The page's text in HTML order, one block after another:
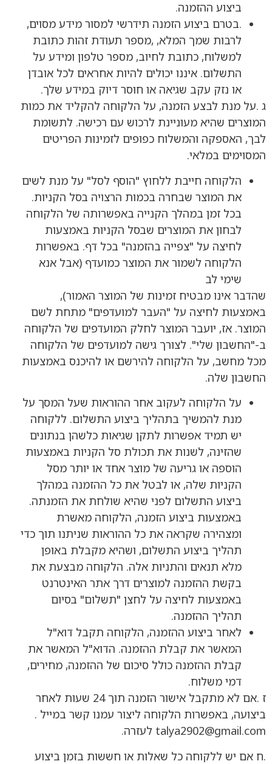
ביצוע ההזמנה.
.בטרם ביצוע הזמנה תידרשי למסור מידע מסוים,
לרבות שמך המלא, ,מספר תעודת זהות כתובת
למשלוח, כתובת לחיוב, מספר טלפון ומידע על
התשלום. איננו יכולים להיות אחראים לכל אובדן
או נזק עקב שגיאה או חוסר דיוק במידע שלך.
ג .על מנת לבצע הזמנה, על הלקוחה להקליד את כמות
המוצרים שהיא מעוניינת לרכוש עם רכישה. לתשומת
לבך, האספקה והמשלוח כפופים לזמינות הפריטים
המסוימים במלאי.
הלקוחה חייבת ללחוץ "הוסף לסל" על מנת לשים
את המוצר שבחרה בכמות הרצויה בסל הקניות.
בכל זמן במהלך הקנייה באפשרותה של הלקוחה
לבחון את המוצרים שבסל הקניות באמצעות
לחיצה על "צפייה בהזמנה" בכל דף. באפשרות
הלקוחה לשמור את המוצר כמועדף (אבל אנא
שימי לב
שהדבר אינו מבטיח זמינות של המוצר האמור),
באמצעות לחיצה על "העבר למועדפים" מתחת לשם
המוצר. אז, יועבר המוצר לחלק המועדפים של הלקוחה
ב-"החשבון שלי". לצורך גישה למועדפים של הלקוחה
מכל מחשב, על הלקוחה להירשם או להיכנס באמצעות
החשבון שלה.
על הלקוחה לעקוב אחר ההוראות שעל המסך על
מנת להמשיך בתהליך ביצוע התשלום. ללקוחה
יש תמיד אפשרות לתקן שגיאות כלשהן בנתונים
שהזינה, לשנות את תכולת סל הקניות באמצעות
הוספה או גריעה של מוצר אחד או יותר מסל
הקניות שלה, או לבטל את כל ההזמנה במהלך
ביצוע התשלום לפני שהיא שולחת את הזמנתה.
באמצעות ביצוע הזמנה, הלקוחה מאשרת
ומצהירה שקראה את כל ההוראות שניתנו תוך כדי
תהליך ביצוע התשלום, ושהיא מקבלת באופן
מלא תנאים והתניות אלה. הלקוחה מבצעת את
בקשת ההזמנה למוצרים דרך אתר האינטרנט
באמצעות לחיצה על לחצן "תשלום" בסיום
תהליך ההזמנה.
לאחר ביצוע ההזמנה, הלקוחה תקבל דוא"ל
המאשר את קבלת ההזמנה. הדוא"ל המאשר את
קבלת ההזמנה כולל סיכום של ההזמנה, מחירים,
דמי משלוח.
ז .אם לא מתקבל אישור הזמנה תוך 24 שעות לאחר
ביצועה, באפשרות הלקוחה ליצור עמנו קשר במייל .
talya2902@gmail.com לעזרה.
.ח אם יש ללקוחה כל שאלות או חששות בזמן ביצוע